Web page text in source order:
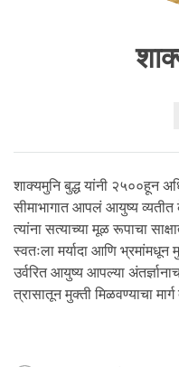
शाक्यमुनि बुद्ध यांनी २५००हून
सीमाभागात आपलं आयुष्य व्यतीत
त्यांना सत्याच्या मूळ रूपाचा
स्वतःला मर्यादा आणि भ्रमांमधून
उर्वरित आयुष्य आपल्या
त्रासातून मुक्ती मिळवण्याचा